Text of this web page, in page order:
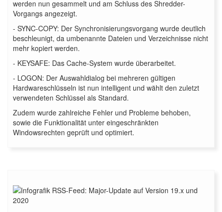
werden nun gesammelt und am Schluss des Shredder-
Vorgangs angezeigt.
- SYNC-COPY: Der Synchronisierungsvorgang wurde deutlich
beschleunigt, da umbenannte Dateien und Verzeichnisse nicht
mehr kopiert werden.
- KEYSAFE: Das Cache-System wurde überarbeitet.
- LOGON: Der Auswahldialog bei mehreren gültigen
Hardwareschlüsseln ist nun intelligent und wählt den zuletzt
verwendeten Schlüssel als Standard.
Zudem wurde zahlreiche Fehler und Probleme behoben,
sowie die Funktionalität unter eingeschränkten
Windowsrechten geprüft und optimiert.